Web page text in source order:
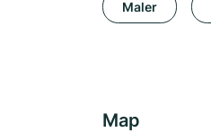
Maler
Map